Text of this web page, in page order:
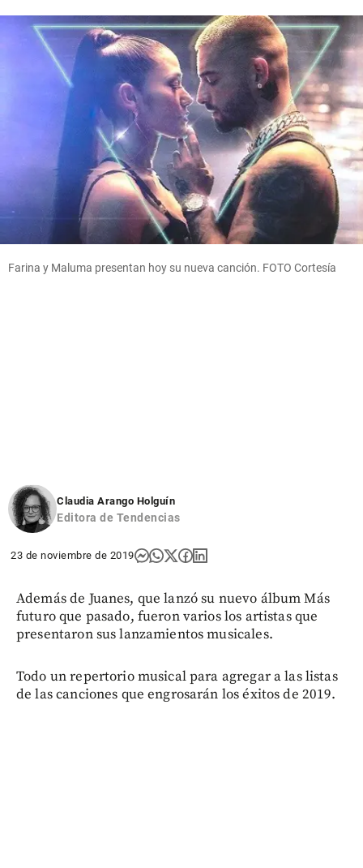
Farina y Maluma presentan hoy su nueva canción. FOTO Cortesía
Claudia Arango Holguín
Editora de Tendencias
23 de noviembre de 2019
Además de Juanes, que lanzó su nuevo álbum Más
futuro que pasado, fueron varios los artistas que
presentaron sus lanzamientos musicales.
Todo un repertorio musical para agregar a las listas
de las canciones que engrosarán los éxitos de 2019.